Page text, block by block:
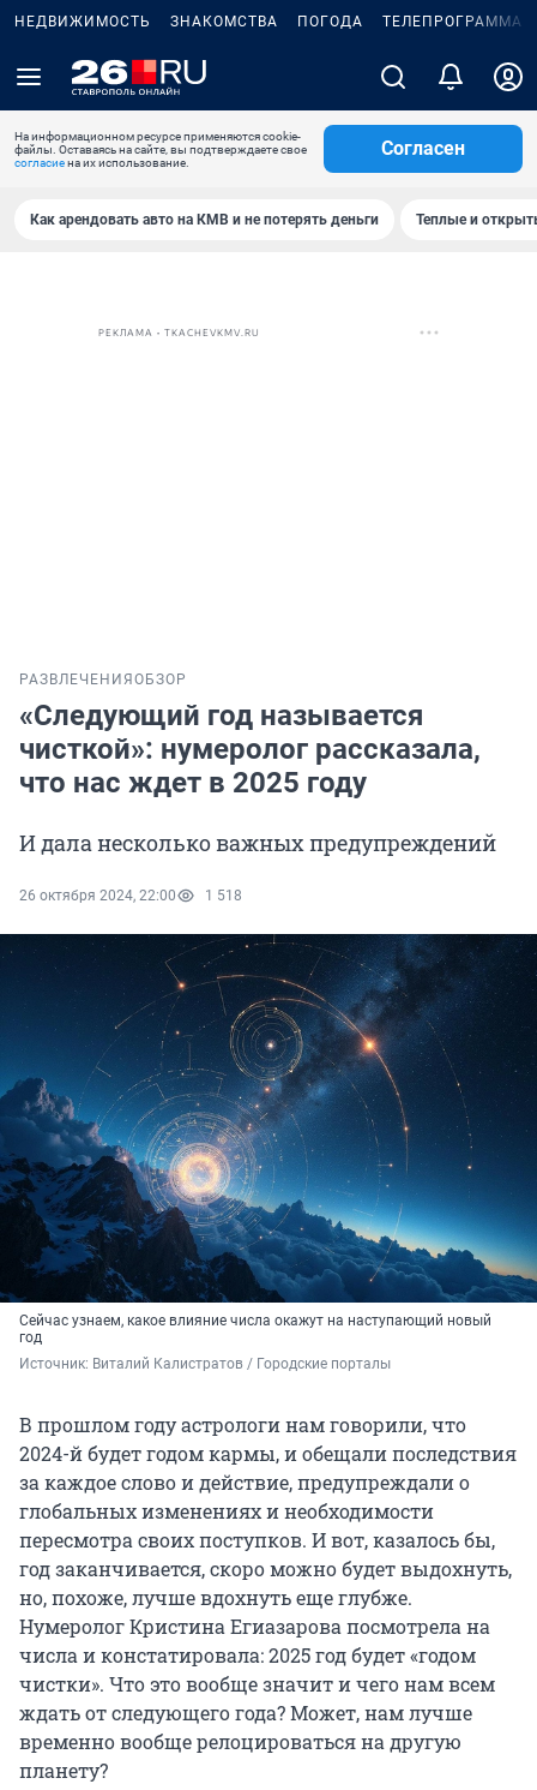
НЕДВИЖИМОСТЬ ЗНАКОМСТВА ПОГОДА ТЕЛЕПРОГРАММА
На информационном ресурсе применяются cookie-
файлы. Оставаясь на сайте, вы подтверждаете свое
согласиена их использование.
Согласен
Как арендовать авто на КМВ и не потерять деньги Теплые и
РЕКЛАМА • TKACHEVKMV.RU
РАЗВЛЕЧЕНИЯ ОБЗОР
«Следующий год называется
чисткой»: нумеролог рассказала,
что нас ждет в 2025 году
И дала несколько важных предупреждений
26 октября 2024, 22:00 1 518
Сейчас узнаем, какое влияние числа окажут на наступающий новый
год
Источник: Виталий Калистратов / Городские порталы
В прошлом году астрологи нам говорили, что
2024-й будет годом кармы, и обещали последствия
за каждое слово и действие, предупреждали о
глобальных изменениях и необходимости
пересмотра своих поступков. И вот, казалось бы,
год заканчивается, скоро можно будет выдохнуть,
но, похоже, лучше вдохнуть еще глубже.
Нумеролог Кристина Егиазарова посмотрела на
числа и констатировала: 2025 год будет «годом
чистки». Что это вообще значит и чего нам всем
ждать от следующего года? Может, нам лучше
временно вообще релоцироваться на другую
планету?